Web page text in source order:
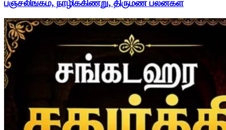
பஞ்சலிங்கம், நாழிக்கிணறு, திருமண பலன்கள்